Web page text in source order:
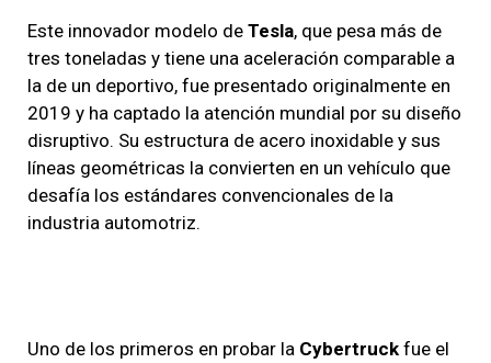
Este innovador modelo de Tesla, que pesa más de
tres toneladas y tiene una aceleración comparable a
la de un deportivo, fue presentado originalmente en
2019 y ha captado la atención mundial por su diseño
disruptivo. Su estructura de acero inoxidable y sus
líneas geométricas la convierten en un vehículo que
desafía los estándares convencionales de la
industria automotriz.
Uno de los primeros en probar la Cybertruck fue el